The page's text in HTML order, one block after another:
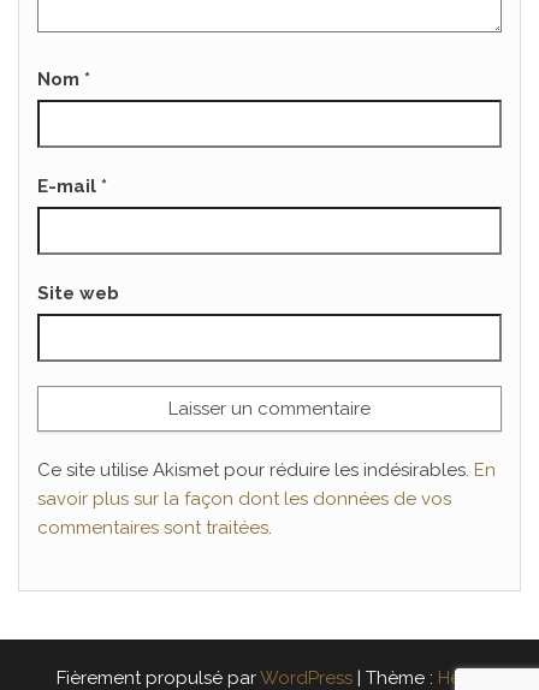
Nom *
E-mail *
Site web
Ce site utilise Akismet pour réduire les indésirables. En
savoir plus sur la façon dont les données de vos
commentaires sont traitées.
Fièrement propulsé parWordPress | Thème : Head